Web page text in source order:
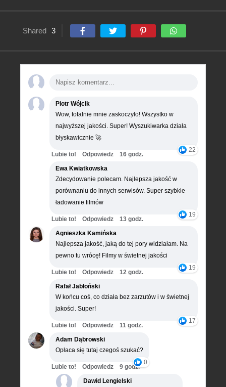
Shared 3
Piotr Wójcik
Wow, totalnie mnie zaskoczyło! Wszystko w
najwyższej jakości. Super! Wyszukiwarka działa
błyskawicznie 🚀
22
Lubie to! Odpowiedz
16 godz.
Ewa Kwiatkowska
Zdecydowanie polecam. Najlepsza jakość w
porównaniu do innych serwisów. Super szybkie
ładowanie filmów
19
Lubie to! Odpowiedz
13 godz.
Agnieszka Kamińska
Najlepsza jakość, jaką do tej pory widziałam. Na
pewno tu wrócę! Filmy w świetnej jakości
19
Lubie to! Odpowiedz
12 godz.
Rafał Jabłoński
W końcu coś, co działa bez zarzutów i w świetnej
jakości. Super!
17
Lubie to! Odpowiedz
11 godz.
Adam Dąbrowski
Opłaca się tutaj czegoś szukać?
0
Lubie to! Odpowiedz
9 godz.
Dawid Lengielski